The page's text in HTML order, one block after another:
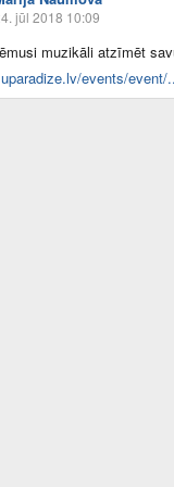
jūl 2018 10:09
muzikāli atzīmēt
events/event/